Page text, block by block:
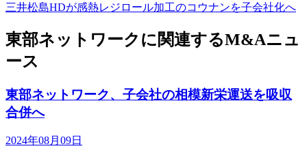
三井松島HDが感熱レジロール加工のコウナンを子会社化へ
東部ネットワークに関連するM&Aニュ
ース
東部ネットワーク、子会社の相模新栄運送を吸収
合併へ
2024年08月09日